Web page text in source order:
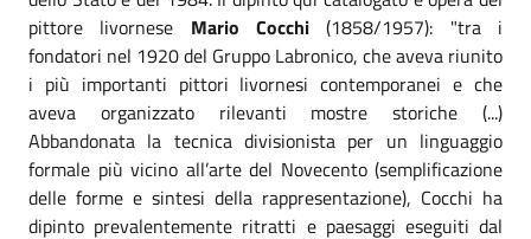
pittore livornese Mario Cocchi (1858/1957): "tra i
fondatori nel 1920 del Gruppo Labronico, che aveva riunito
i più importanti pittori livornesi contemporanei e che
aveva organizzato rilevanti mostre storiche (...)
Abbandonata la tecnica divisionista per un linguaggio
formale più vicino all’arte del Novecento (semplificazione
delle forme e sintesi della rappresentazione), Cocchi ha
dipinto prevalentemente ritratti e paesaggi eseguiti dal